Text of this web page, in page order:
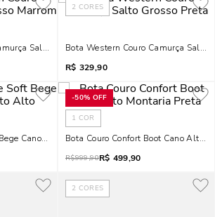
Salto Grosso Marrom
2 CORES
Bota Western Couro Camurça Salto
R$ 329,90
Cano Curto Salto Alto
-50% OFF
1 COR
Bota Couro Confort Boot Cano Alto
R$999,90R$ 499,90
2 CORES